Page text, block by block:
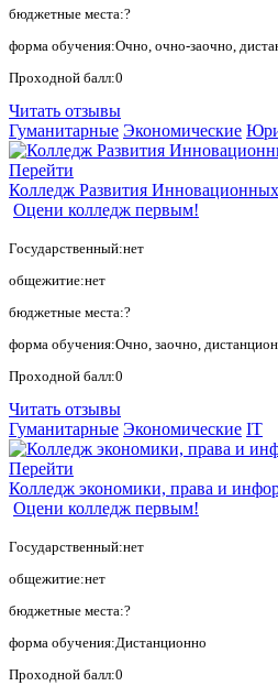
бюджетные места:?
форма обучения:Очно, очно-заочно,
Проходной балл:0
Читать отзывы
Гуманитарные Экономические
Перейти
Колледж Развития
Оцени колледж первым!
Государственный:нет
общежитие:нет
бюджетные места:?
форма обучения:Очно, заочно,
Проходной балл:0
Читать отзывы
Гуманитарные Экономические IT
Перейти
Колледж экономики, права и
Оцени колледж первым!
Государственный:нет
общежитие:нет
бюджетные места:?
форма обучения:Дистанционно
Проходной балл:0